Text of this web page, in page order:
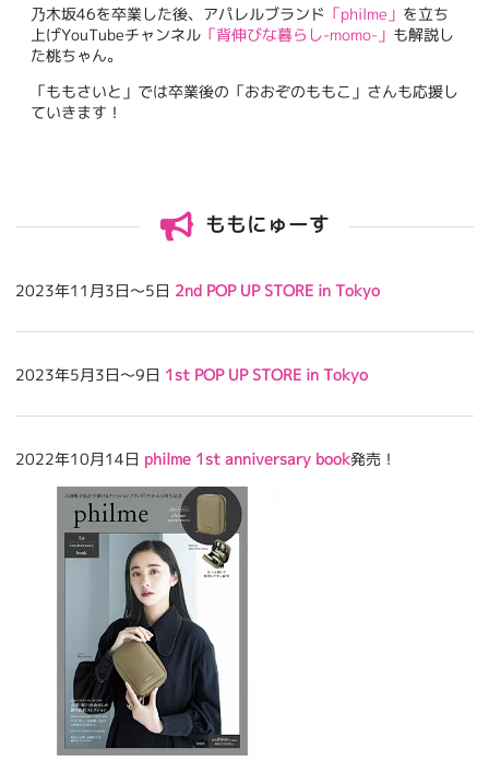
乃木坂46を卒業した後、アパレルブランド 「philme」 を立ち
上げYouTubeチャンネル 「背伸びな暮らし-momo-」 も解説し
た桃ちゃん。
「ももさいと」では卒業後の「おおぞのももこ」さんも応援し
ていきます！
ももにゅーす
2023年11月3日〜5日 2nd POP UP STORE in Tokyo
2023年5月3日〜9日 1st POP UP STORE in Tokyo
2022年10月14日 philme 1st anniversary book発売！